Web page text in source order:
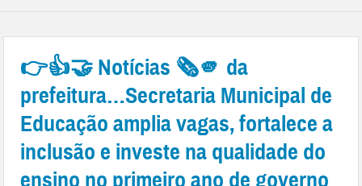
👉👍🤝 Notícias 🗞️🫵 da
prefeitura…Secretaria Municipal de
Educação amplia vagas, fortalece a
inclusão e investe na qualidade do
ensino no primeiro ano de governo